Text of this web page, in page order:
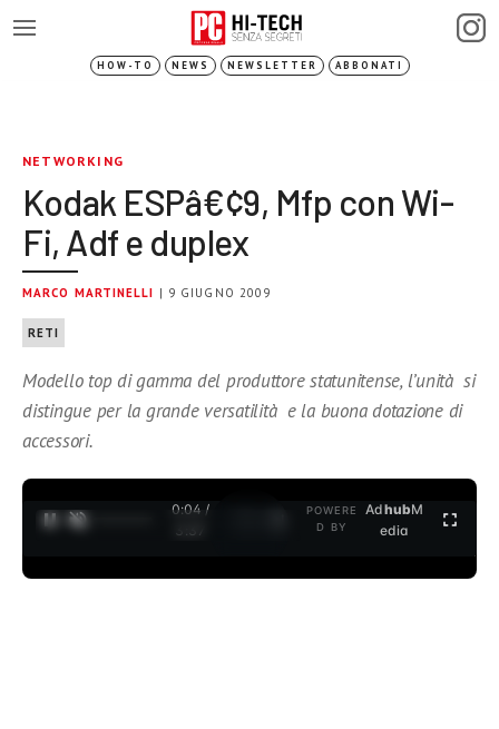
HOW-TO NEWS NEWSLETTER ABBONATI
NETWORKING
Kodak ESPâ€¢9, Mfp con Wi-
Fi, Adf e duplex
MARCO MARTINELLI | 9 GIUGNO 2009
RETI
Modello top di gamma del produttore statunitense, l’unità si
distingue per la grande versatilità e la buona dotazione di
accessori.
0:04 /
3:37
POWERE
D BY
AdhubM
edia